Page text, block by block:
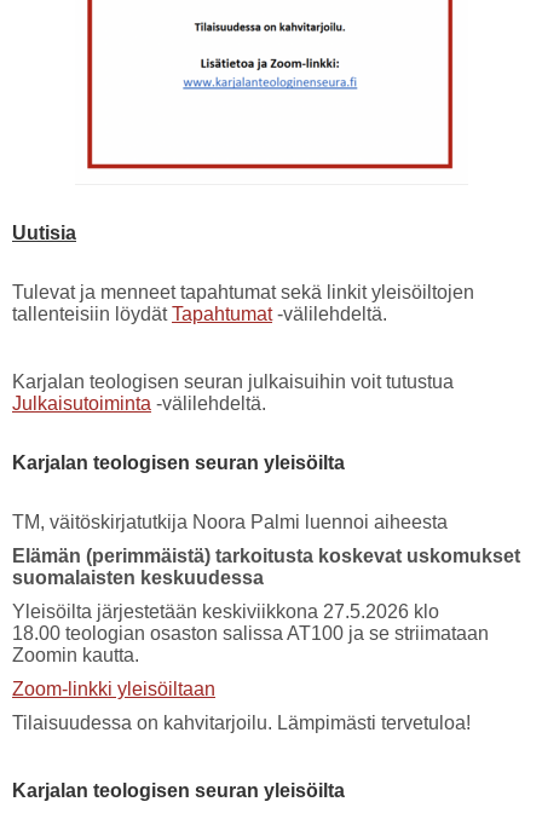
Uutisia
Tulevat ja menneet tapahtumat sekä linkit yleisöiltojen
tallenteisiin löydätTapahtumat-välilehdeltä.
Karjalan teologisen seuran julkaisuihin voit tutustua
Julkaisutoiminta -välilehdeltä.
Karjalan teologisen seuran yleisöilta
TM, väitöskirjatutkija Noora Palmi luennoi aiheesta
Elämän (perimmäistä) tarkoitusta koskevat uskomukset
suomalaisten keskuudessa
Yleisöilta järjestetään keskiviikkona 27.5.2026 klo
18.00 teologian osaston salissa AT100 ja se striimataan
Zoomin kautta.
Zoom-linkki yleisöiltaan
Tilaisuudessa on kahvitarjoilu. Lämpimästi tervetuloa!
Karjalan teologisen seuran yleisöilta